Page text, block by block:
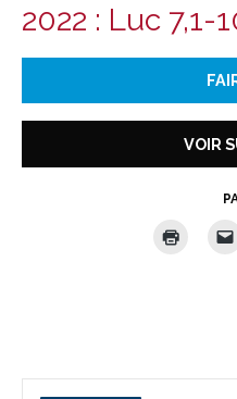
2022 : Luc 7,1-
VOIR